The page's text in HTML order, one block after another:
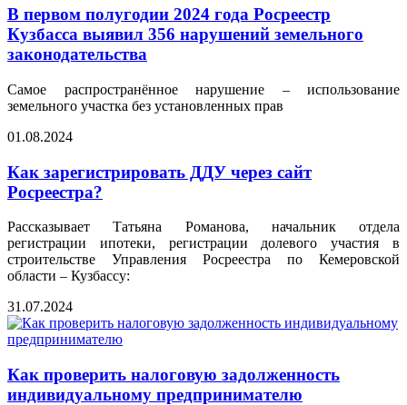
В первом полугодии 2024 года Росреестр
Кузбасса выявил 356 нарушений земельного
законодательства
Самое распространённое нарушение – использование
земельного участка без установленных прав
01.08.2024
Как зарегистрировать ДДУ через сайт
Росреестра?
Рассказывает Татьяна Романова, начальник отдела
регистрации ипотеки, регистрации долевого участия в
строительстве Управления Росреестра по Кемеровской
области – Кузбассу:
31.07.2024
Как проверить налоговую задолженность
индивидуальному предпринимателю